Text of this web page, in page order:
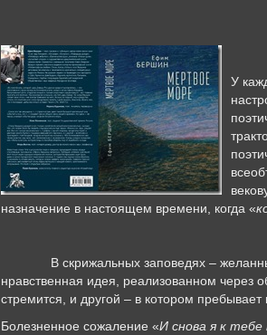
У
назначение в настоящем времени, когда «
В скрижальных заповедях –
нравственная идея, реализованном через
стремится, и другой – в котором
Болезненное сожаление «И снова я к тебе